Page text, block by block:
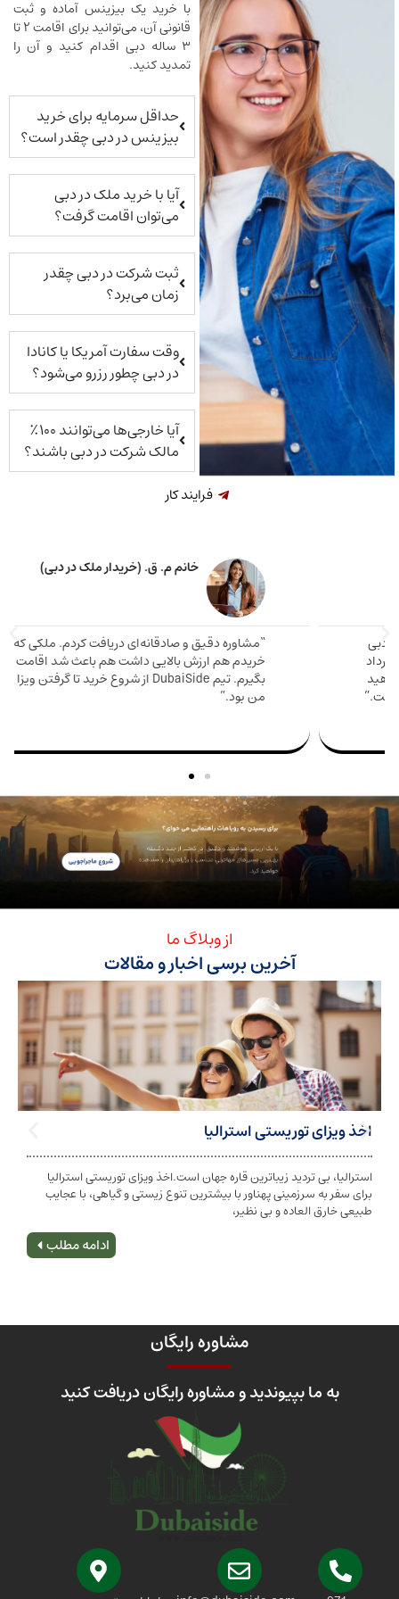
با خرید یک بیزینس آماده و ثبت
قانونی آن، می‌توانید برای اقامت ۲ تا
۳ ساله دبی اقدام کنید و آن را
تمدید کنید.
حداقل سرمایه برای خرید
بیزینس در دبی چقدر است؟
آیا با خرید ملک در دبی
می‌توان اقامت گرفت؟
ثبت شرکت در دبی چقدر
زمان می‌برد؟
وقت سفارت آمریکا یا کانادا
در دبی چطور رزرو می‌شود؟
آیا خارجی‌ها می‌توانند ۱۰۰٪
مالک شرکت در دبی باشند؟
خانم م. ق. (خریدار ملک در دبی)
دقیق و صادقانه‌ای دریافت کردم. ملکی که
هم ارزش بالایی داشت هم باعث شد اقامت
بگیرم. تیم DubaiSide از شروع خرید تا گرفتن ویزا کنار
و
آخرین برسی اخبار و مقالات
توریستی استرالیا
تردید زیباترین قاره جهان است.اخذ ویزای توریستی استرالیا
سرزمینی پهناور با بیشترین تنوع زیستی و گیاهی، با عجایب
العاده و بی نظیر،
تابعیت و اخذ
شخص به دولت
مشاوره رایگان
بپیوندید و مشاوره رایگان دریافت کنید